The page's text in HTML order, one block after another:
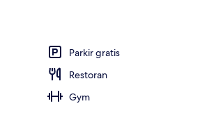
Parkir gratis
Restoran
Gym